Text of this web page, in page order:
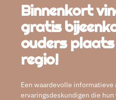
Binnenkort
gratis
ouders plaats
regio!
Een waardevolle informatieve
ervaringsdeskundigen die hun